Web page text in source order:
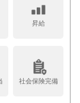
昇給
社会保険完備